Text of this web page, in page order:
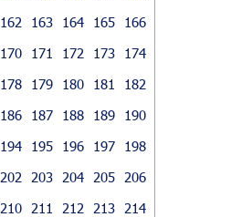
162 163 164 165
166
170 171 172 173
174
178 179 180 181
182
186 187 188 189
190
194 195 196 197
198
202 203 204 205
206
210 211 212 213
214